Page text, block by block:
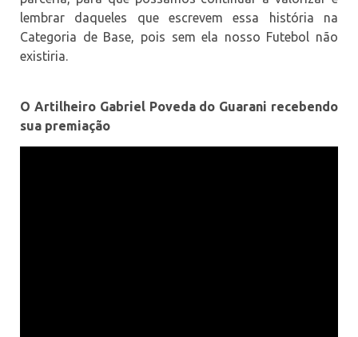
lembrar daqueles que escrevem essa história na
Categoria de Base, pois sem ela nosso Futebol não
existiria.
O Artilheiro Gabriel Poveda do Guarani recebendo
sua premiação